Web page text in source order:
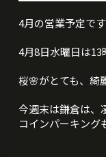
4月の営業予定です
4月8日水曜日は13
桜🌸がとても、綺
今週末は鎌倉は、
コインパーキング